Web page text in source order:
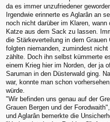
da es immer unzufriedener
Irgendwie erinnerte es Aglarân an
noch nicht darüber im Klaren,
Katze aus dem Sack zu lassen.
die Stärkeverteilung in dem
folgten niemanden, zumindest
zählte. Doch ihn selbst kümmerte
einem Krieg hier im Norden, der ja
Saruman in den Düsterwald ging.
war, konnte man schon
würde.
"Wir befinden uns genau auf der
Grauen Bergen und der
und Aglarân bemerkte die